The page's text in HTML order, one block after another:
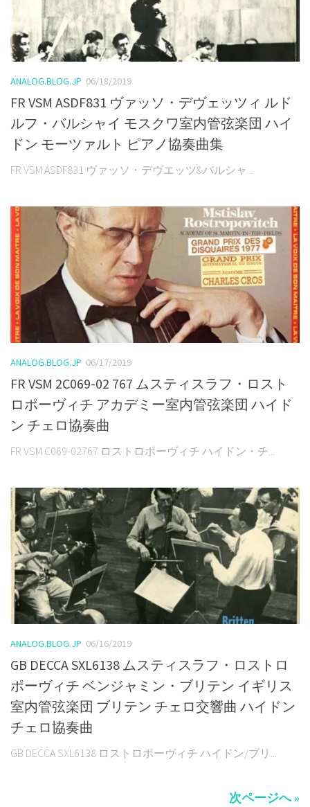
ANALOG.BLOG.JP 06/18/2019
FR VSM ASDF831 ヴァッソ・デヴェッツィ ルド
ルフ・バルシャイ モスクワ室内管弦楽団 ハイ
ドン モーツァルト ピアノ協奏曲集
FR VSM ASDF831 ヴァッソ・デヴエッツ&バルシャ...
ANALOG.BLOG.JP 06/17/2019
FR VSM 2C069-02 767 ムスティスラフ・ロスト
ロポーヴィチ アカデミー室内管弦楽団 ハイド
ン チェロ協奏曲
FR VSM C069-02767 ロストロポーヴィチ ハイドン・チ...
ANALOG.BLOG.JP 06/16/2019
GB DECCA SXL6138 ムスティスラフ・ロストロ
ポーヴィチ ベンジャミン・ブリテン イギリス
室内管弦楽団 ブリテン チェロ交響曲 ハイドン
チェロ協奏曲
GB DECCA SXL6138 ロストロポーヴィチ ハイドン/ブリ...
次ページへ »